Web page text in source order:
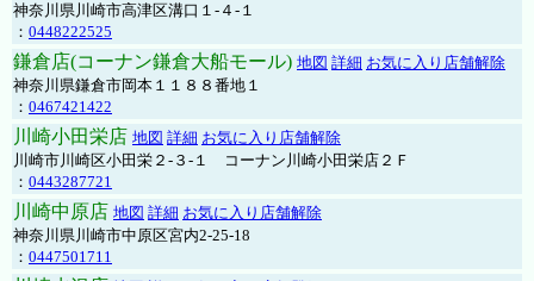
神奈川県川崎市高津区溝口１-４-１
： 0448222525
鎌倉店(コーナン鎌倉大船モール) 地図 詳細 お気に入り店舗解除
神奈川県鎌倉市岡本１１８８番地１
： 0467421422
川崎小田栄店 地図 詳細 お気に入り店舗解除
川崎市川崎区小田栄２‐３‐１ コーナン川崎小田栄店２Ｆ
： 0443287721
川崎中原店 地図 詳細 お気に入り店舗解除
神奈川県川崎市中原区宮内2-25-18
： 0447501711